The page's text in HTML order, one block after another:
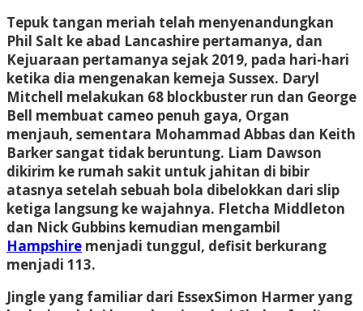
Tepuk tangan meriah telah menyenandungkan
Phil Salt ke abad Lancashire pertamanya, dan
Kejuaraan pertamanya sejak 2019, pada hari-hari
ketika dia mengenakan kemeja Sussex. Daryl
Mitchell melakukan 68 blockbuster run dan George
Bell membuat cameo penuh gaya, Organ
menjauh, sementara Mohammad Abbas dan Keith
Barker sangat tidak beruntung. Liam Dawson
dikirim ke rumah sakit untuk jahitan di bibir
atasnya setelah sebuah bola dibelokkan dari slip
ketiga langsung ke wajahnya. Fletcha Middleton
dan Nick Gubbins kemudian mengambil
Hampshire menjadi tunggul, defisit berkurang
menjadi 113.
Jingle yang familiar dari EssexSimon Harmer yang